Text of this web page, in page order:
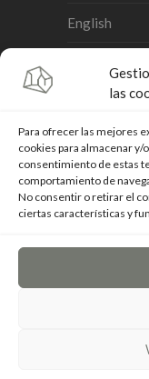
las
Para ofrecer las mejores
cookies para almacenar y/
consentimiento de estas
comportamiento de
No consentir o retirar el
ciertas características y
English
Accesibilidad
Aviso legal
Política de
Política de
Mapa del
©